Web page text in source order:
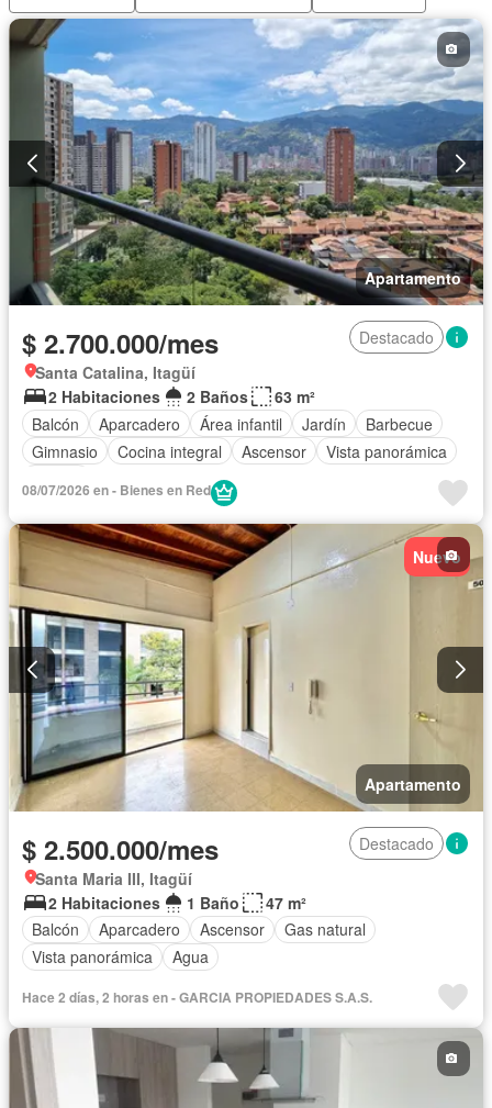
Apartamento
$ 2.700.000/mes
Destacado
Santa Catalina, Itagüí
2 Habitaciones
2 Baños
63 m²
Balcón
Aparcadero Área infantil Jardín
Barbecue
Gimnasio
Cocina integral Ascensor
Vista panorámica
08/07/2026 en - Bienes en Red
Nuevo
Apartamento
$ 2.500.000/mes
Destacado
Santa Maria III, Itagüí
2 Habitaciones
1 Baño
47 m²
Balcón
Aparcadero Ascensor
Gas natural
Vista panorámica
Agua
Hace 2 días, 2 horas en - GARCIA PROPIEDADES S.A.S.